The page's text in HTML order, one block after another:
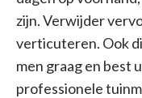
zijn. Verwijder
verticuteren. Ook
men graag en best
professionele